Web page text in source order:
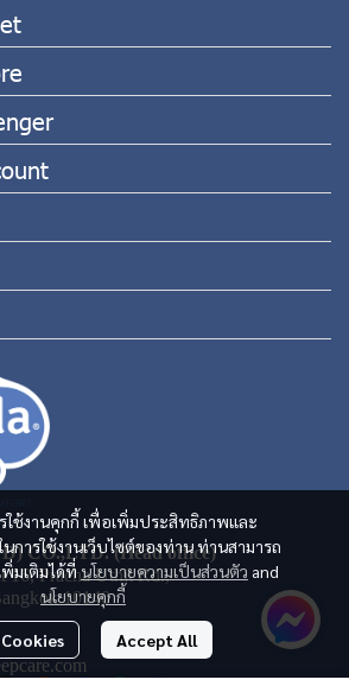
ใช้งานคุกกี้ เพื่อเพิ่มประสิทธิภาพและ
การใช้งานเว็บไซต์ของท่าน ท่านสามารถ
พิ่มเติมได้ที่นโยบายความเป็นส่วนตัว and
นโยบายคุกกี้
Accept All
CO.,LTD. (Head office)
16, Pracha Uthit Rd.,
10140